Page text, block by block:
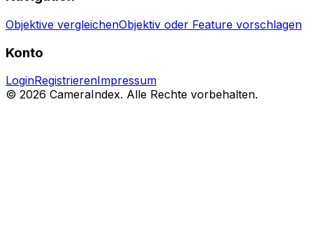
Objektive vergleichenObjektiv oder Feature vorschlagen
Konto
LoginRegistrierenImpressum
© 2026 CameraIndex. Alle Rechte vorbehalten.